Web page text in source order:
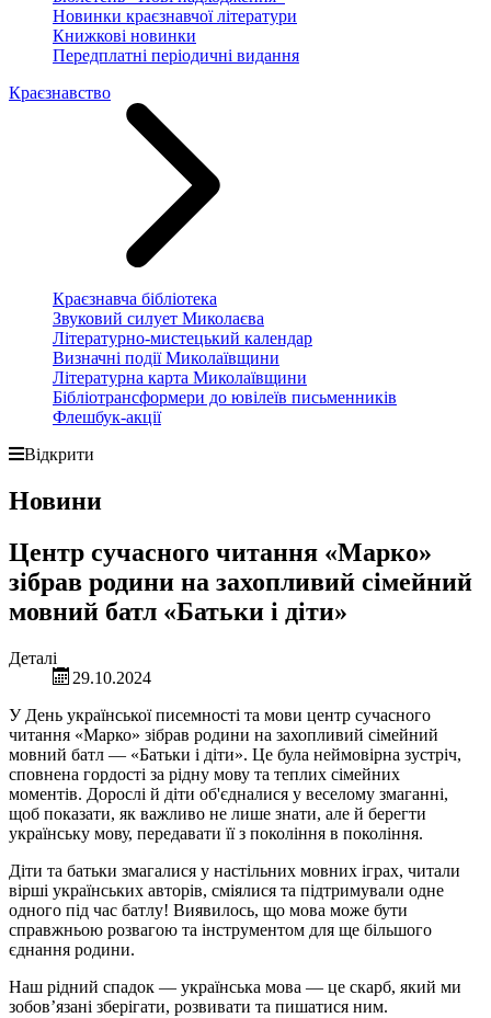
Новинки краєзнавчої літератури
Книжкові новинки
Передплатні періодичні видання
Краєзнавство
Краєзнавча бібліотека
Звуковий силует Миколаєва
Літературно-мистецький календар
Визначні події Миколаївщини
Літературна карта Миколаївщини
Бібліотрансформери до ювілеїв письменників
Флешбук-акції
Відкрити
Новини
Центр сучасного читання «Марко»
зібрав родини на захопливий сімейний
мовний батл «Батьки і діти»
Деталі
29.10.2024
У День української писемності та мови центр сучасного
читання «Марко» зібрав родини на захопливий сімейний
мовний батл — «Батьки і діти». Це була неймовірна зустріч,
сповнена гордості за рідну мову та теплих сімейних
моментів. Дорослі й діти об'єдналися у веселому змаганні,
щоб показати, як важливо не лише знати, але й берегти
українську мову, передавати її з покоління в покоління.
Діти та батьки змагалися у настільних мовних іграх, читали
вірші українських авторів, сміялися та підтримували одне
одного під час батлу! Виявилось, що мова може бути
справжньою розвагою та інструментом для ще більшого
єднання родини.
Наш рідний спадок — українська мова — це скарб, який ми
зобов’язані зберігати, розвивати та пишатися ним.